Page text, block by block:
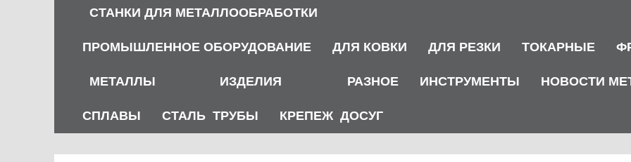
СТАНКИ ДЛЯ МЕТАЛЛООБРАБОТКИ
ПРОМЫШЛЕННОЕ ОБОРУДОВАНИЕ ДЛЯ КОВКИ ДЛЯ РЕЗКИ ТОКАРНЫЕ
МЕТАЛЛЫ
СПЛАВЫ СТАЛЬ
ИЗДЕЛИЯ
ТРУБЫ КРЕПЕЖ
РАЗНОЕ
ДОСУГ
ИНСТРУМЕНТЫ НОВОСТИ